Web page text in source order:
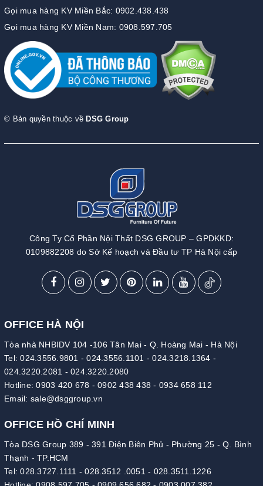
Gọi mua hàng KV Miền Bắc: 0902.438.438
Gọi mua hàng KV Miền Nam: 0908.597.705
© Bản quyền thuộc về DSG Group
Công Ty Cổ Phần Nội Thất DSG GROUP – GPDKKD:
0109882208 do Sở Kế hoạch và Đầu tư TP Hà Nội cấp
OFFICE HÀ NỘI
Tòa nhà NHBIDV 104 -106 Tân Mai - Q. Hoàng Mai - Hà Nội
Tel:024.3556.9801 -024.3556.1101 -024.3218.1364 -
024.3220.2081 - 024.3220.2080
Hotline:0903 420 678 - 0902 438 438 - 0934 658 112
Email: sale@dsggroup.vn
OFFICE HỒ CHÍ MINH
Tòa DSG Group 389 - 391 Điện Biên Phủ - Phường 25 - Q. Bình
Thạnh - TP.HCM
Tel:028.3727.1111 -028.3512 .0051 - 028.3511.1226